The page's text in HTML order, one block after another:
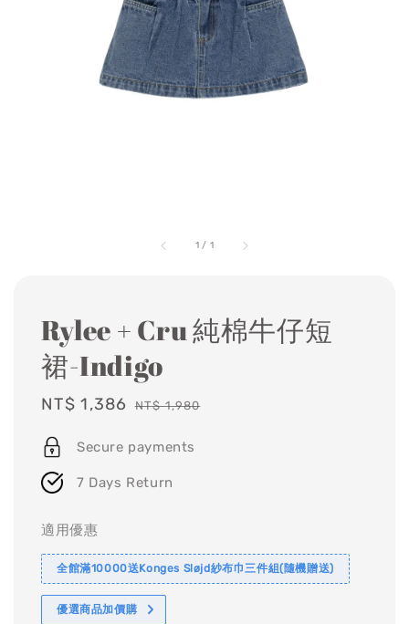
1 / 1
Rylee + Cru 純棉牛仔短
裙-Indigo
Sale
NT$ 1,386 Regular
NT$ 1,980
Secure payments
7 Days Return
適用優惠
全館滿10000送Konges Sløjd紗布巾三件組(隨機贈送)
優選商品加價購